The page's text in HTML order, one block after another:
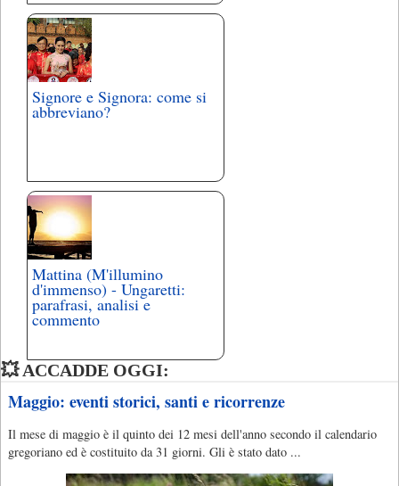
Signore e Signora: come si
abbreviano?
Mattina (M'illumino
d'immenso) - Ungaretti:
parafrasi, analisi e
commento
💥 ACCADDE OGGI:
Maggio: eventi storici, santi e ricorrenze
Il mese di maggio è il quinto dei 12 mesi dell'anno secondo il calendario
gregoriano ed è costituito da 31 giorni. Gli è stato dato ...